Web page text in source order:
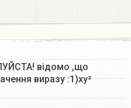
відомо ,що
виразу :1)ху²